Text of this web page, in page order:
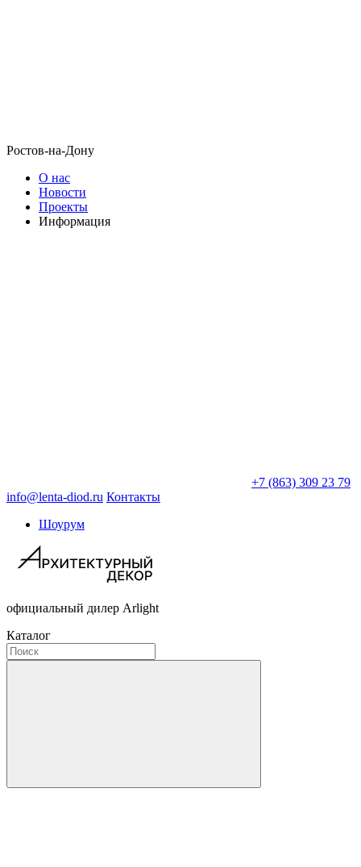
Ростов-на-Дону
О нас
Новости
Проекты
Информация
+7 (863) 309 23 79
info@lenta-diod.ru Контакты
Шоурум
официальный дилер Arlight
Каталог